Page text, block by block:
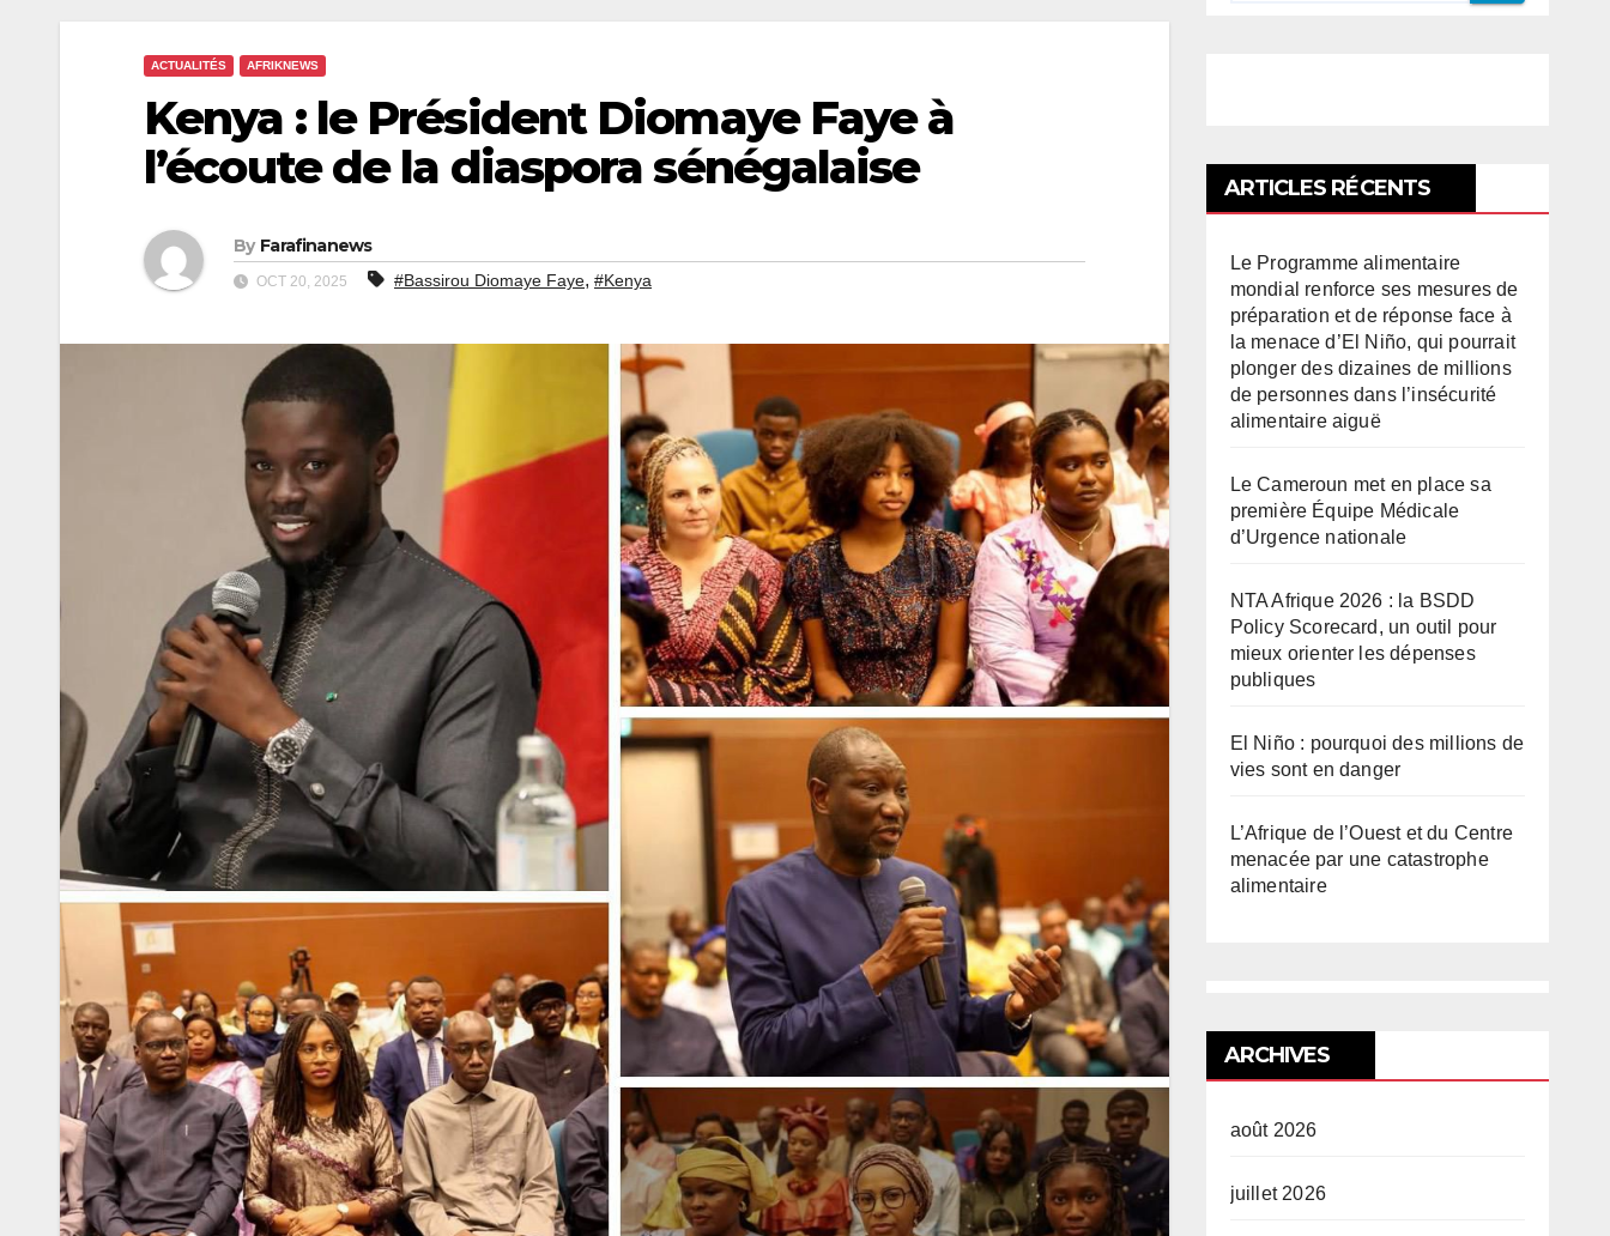
ACTUALITÉS AFRIKNEWS
Kenya : le Président Diomaye Faye à
l’écoute de la diaspora sénégalaise
By Farafinanews
OCT 20, 2025 #Bassirou Diomaye Faye, #Kenya
ARTICLES RÉCENTS
Le Programme alimentaire
mondial renforce ses mesures de
préparation et de réponse face à
la menace d’El Niño, qui pourrait
plonger des dizaines de millions
de personnes dans l’insécurité
alimentaire aiguë
Le Cameroun met en place sa
première Équipe Médicale
d’Urgence nationale
NTA Afrique 2026 : la BSDD
Policy Scorecard, un outil pour
mieux orienter les dépenses
publiques
El Niño : pourquoi des millions de
vies sont en danger
L’Afrique de l’Ouest et du Centre
menacée par une catastrophe
alimentaire
ARCHIVES
août 2026
juillet 2026